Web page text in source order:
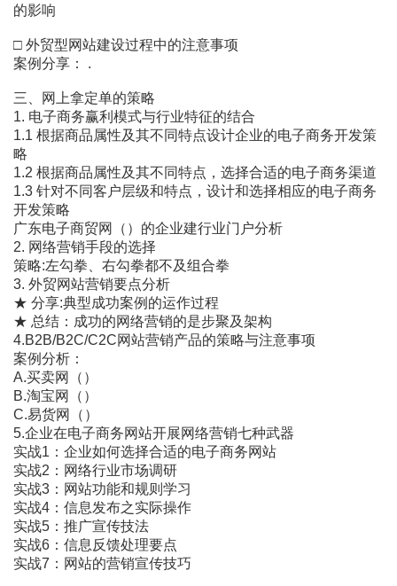
的影响
□ 外贸型网站建设过程中的注意事项
案例分享： .
三、网上拿定单的策略
1. 电子商务赢利模式与行业特征的结合
1.1 根据商品属性及其不同特点设计企业的电子商务开发策
略
1.2 根据商品属性及其不同特点，选择合适的电子商务渠道
1.3 针对不同客户层级和特点，设计和选择相应的电子商务
开发策略
广东电子商贸网（）的企业建行业门户分析
2. 网络营销手段的选择
策略:左勾拳、右勾拳都不及组合拳
3. 外贸网站营销要点分析
★ 分享:典型成功案例的运作过程
★ 总结：成功的网络营销的是步聚及架构
4.B2B/B2C/C2C网站营销产品的策略与注意事项
案例分析：
A.买卖网（）
B.淘宝网（）
C.易货网（）
5.企业在电子商务网站开展网络营销七种武器
实战1：企业如何选择合适的电子商务网站
实战2：网络行业市场调研
实战3：网站功能和规则学习
实战4：信息发布之实际操作
实战5：推广宣传技法
实战6：信息反馈处理要点
实战7：网站的营销宣传技巧